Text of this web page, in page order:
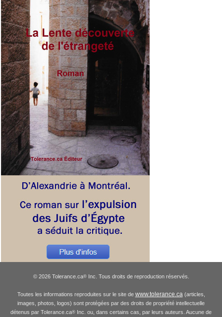
© 2026 Tolerance.ca®Inc. Tous droits de reproduction réservés.
Toutes les informations reproduites sur le site de www.tolerance.ca(articles,
images, photos, logos) sont protégées par des droits de propriété intellectuelle
détenus par Tolerance.ca® Inc. ou, dans certains cas, par leurs auteurs. Aucune de